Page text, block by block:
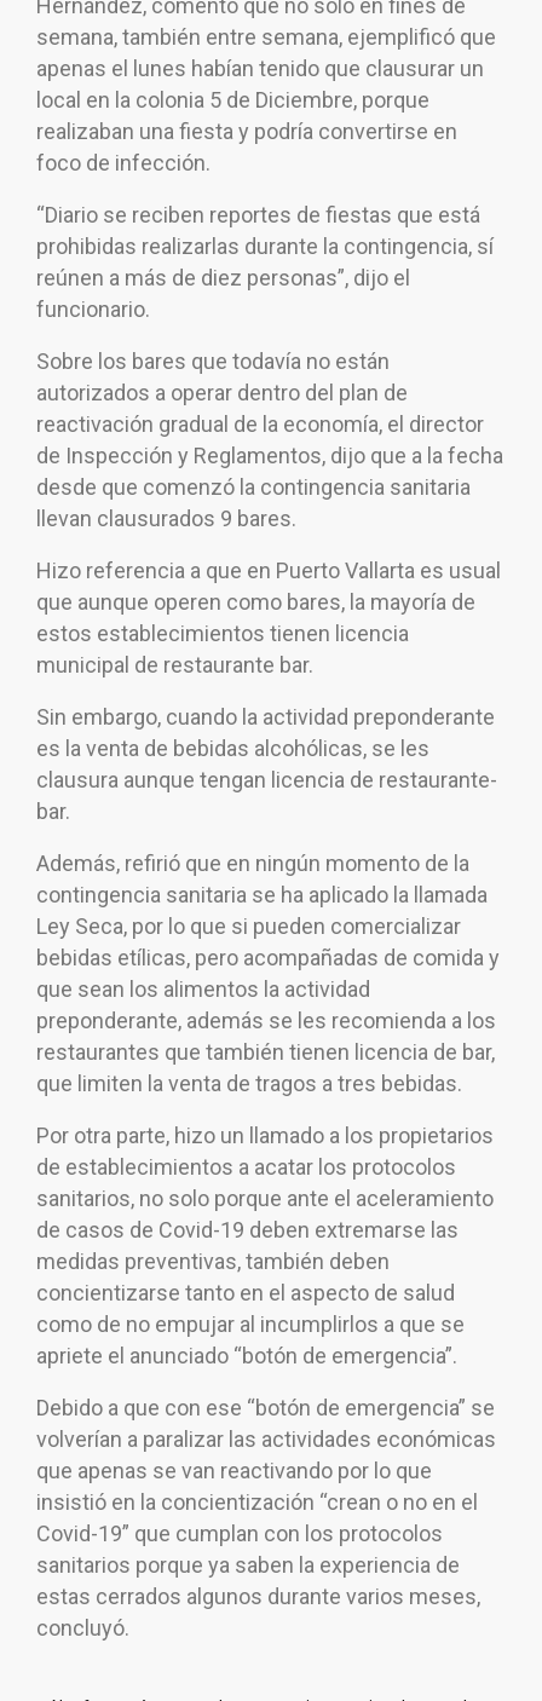
Hernández, comentó que no solo en fines de
semana, también entre semana, ejemplificó que
apenas el lunes habían tenido que clausurar un
local en la colonia 5 de Diciembre, porque
realizaban una fiesta y podría convertirse en
foco de infección.
“Diario se reciben reportes de fiestas que está
prohibidas realizarlas durante la contingencia, sí
reúnen a más de diez personas”, dijo el
funcionario.
Sobre los bares que todavía no están
autorizados a operar dentro del plan de
reactivación gradual de la economía, el director
de Inspección y Reglamentos, dijo que a la fecha
desde que comenzó la contingencia sanitaria
llevan clausurados 9 bares.
Hizo referencia a que en Puerto Vallarta es usual
que aunque operen como bares, la mayoría de
estos establecimientos tienen licencia
municipal de restaurante bar.
Sin embargo, cuando la actividad preponderante
es la venta de bebidas alcohólicas, se les
clausura aunque tengan licencia de restaurante-
bar.
Además, refirió que en ningún momento de la
contingencia sanitaria se ha aplicado la llamada
Ley Seca, por lo que si pueden comercializar
bebidas etílicas, pero acompañadas de comida y
que sean los alimentos la actividad
preponderante, además se les recomienda a los
restaurantes que también tienen licencia de bar,
que limiten la venta de tragos a tres bebidas.
Por otra parte, hizo un llamado a los propietarios
de establecimientos a acatar los protocolos
sanitarios, no solo porque ante el aceleramiento
de casos de Covid-19 deben extremarse las
medidas preventivas, también deben
concientizarse tanto en el aspecto de salud
como de no empujar al incumplirlos a que se
apriete el anunciado “botón de emergencia”.
Debido a que con ese “botón de emergencia” se
volverían a paralizar las actividades económicas
que apenas se van reactivando por lo que
insistió en la concientización “crean o no en el
Covid-19” que cumplan con los protocolos
sanitarios porque ya saben la experiencia de
estas cerrados algunos durante varios meses,
concluyó.